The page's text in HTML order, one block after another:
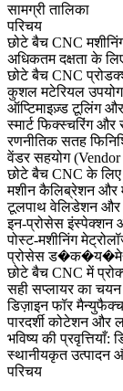
सामग्री तालिका
परिचय
छोटे बैच CNC
अधिकतम दक्षता के
छोटे बैच CNC
कुशल मटेरियल
ऑप्टिमाइज़्ड टूलिंग और
स्मार्ट फिक्स्चरिंग
रणनीतिक सतह
वेंडर सहयोग
छोटे बैच CNC के लिए
मशीन कैलिब्रेशन और
टूलपाथ वेलिडेशन
इन-प्रोसेस इंस्पेक्शन
पोस्ट-मशीनिंग
प्रोसेस
छोटे बैच CNC में
सही सप्लायर का चयन
डिज़ाइन फॉर
पारदर्शी कोटेशन और
भविष्य की
स्थानीयकृत उत्पादन
परिचय